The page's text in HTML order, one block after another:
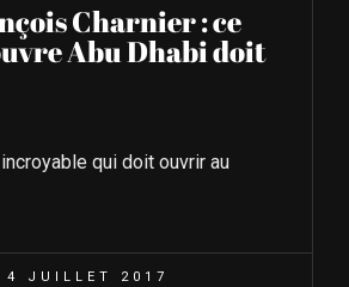
Charnier : ce
Abu Dhabi doit
qui doit ouvrir au
JUILLET 2017